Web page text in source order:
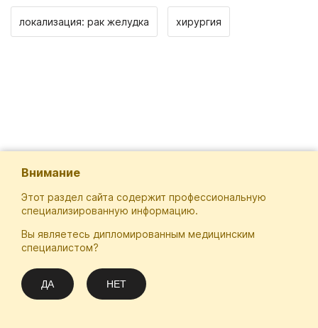
локализация: рак желудка хирургия
Внимание
Этот раздел сайта содержит профессиональную
специализированную информацию.
Вы являетесь дипломированным медицинским
специалистом?
ДА НЕТ
Отечественная Школа Онкологов
Email
info@practical-oncology.ru